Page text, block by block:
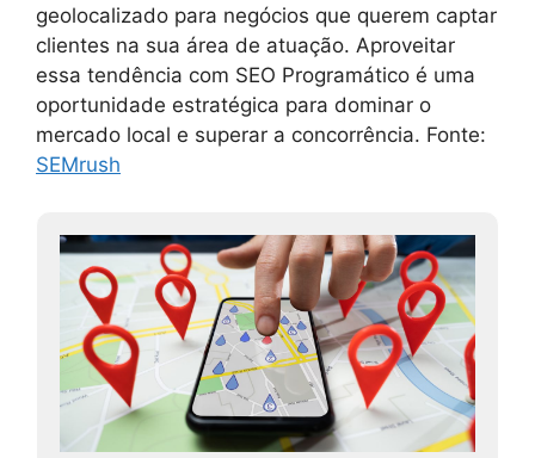
geolocalizado para negócios que querem captar
clientes na sua área de atuação. Aproveitar
essa tendência com SEO Programático é uma
oportunidade estratégica para dominar o
mercado local e superar a concorrência. Fonte:
SEMrush